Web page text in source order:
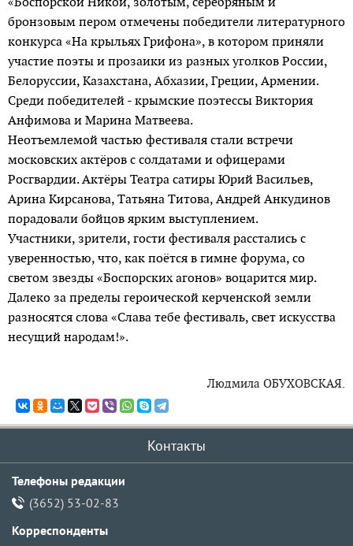
бронзовым пером отмечены победители литературного
конкурса «На крыльях Грифона», в котором приняли
участие поэты и прозаики из разных уголков России,
Белоруссии, Казахстана, Абхазии, Греции, Армении.
Среди победителей - крымские поэтессы Виктория
Анфимова и Марина Матвеева.
Неотъемлемой частью фестиваля стали встречи
московских актёров с солдатами и офицерами
Росгвардии. Актёры Театра сатиры Юрий Васильев,
Арина Кирсанова, Татьяна Титова, Андрей Анкудинов
порадовали бойцов ярким выступлением.
Участники, зрители, гос­ти фестиваля расстались с
уверенностью, что, как поётся в гимне форума, со
светом звезды «Боспорских агонов» воцарится мир.
Далеко за пределы героичес­кой керченской земли
разносятся слова «Слава тебе фестиваль, свет искусства
несущий народам!».
Людмила ОБУХОВСКАЯ.
Контакты
Телефоны редакции
(3652) 53-02-83
Корреспонденты